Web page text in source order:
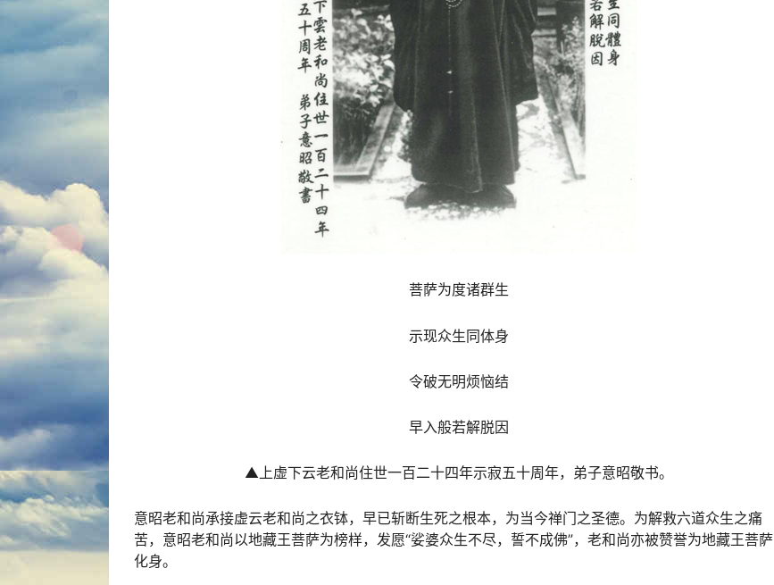
菩萨为度诸群生
示现众生同体身
令破无明烦恼结
早入般若解脱因
▲上虚下云老和尚住世一百二十四年示寂五十周年，弟子意昭敬书。
意昭老和尚承接虚云老和尚之衣钵，早已斩断生死之根本，为当今禅门之圣德。为解救六道众生之痛
苦，意昭老和尚以地藏王菩萨为榜样，发愿“娑婆众生不尽，誓不成佛”，老和尚亦被赞誉为地藏王菩萨
化身。